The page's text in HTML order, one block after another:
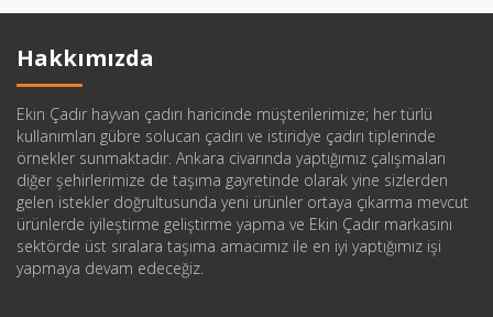
Hakkımızda
Ekin Çadır hayvan çadırı haricinde müşterilerimize; her türlü
kullanımları gübre solucan çadırı ve istiridye çadırı tiplerinde
örnekler sunmaktadır. Ankara civarında yaptığımız çalışmaları
diğer şehirlerimize de taşıma gayretinde olarak yine sizlerden
gelen istekler doğrultusunda yeni ürünler ortaya çıkarma mevcut
ürünlerde iyileştirme geliştirme yapma ve Ekin Çadır markasını
sektörde üst sıralara taşıma amacımız ile en iyi yaptığımız işi
yapmaya devam edeceğiz.